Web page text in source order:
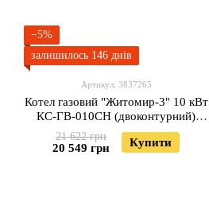
−5%
залишилось 146 днів
Артикул: 3837265
Котел газовий "Житомир-3" 10 кВт
КС-ГВ-010СН (двоконтурний)
(димохід ззаду)
21 622 грн
20 549 грн Купити